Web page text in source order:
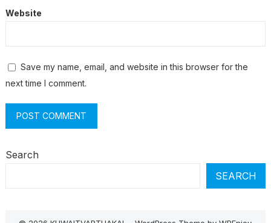
Website
Save my name, email, and website in this browser for the
next time I comment.
Search
SEARCH